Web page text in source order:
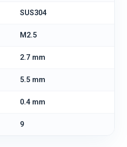
SUS304
M2.5
2.7 mm
5.5 mm
0.4 mm
9